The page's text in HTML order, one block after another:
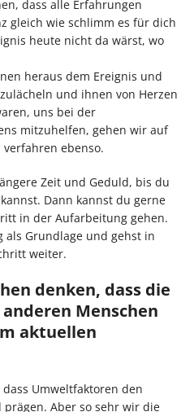
dass alle Erfahrungen
gleich wie schlimm es für dich
heute nicht da wärst, wo
heraus dem Ereignis und
und ihnen von Herzen
uns bei der
mitzuhelfen, gehen wir auf
ebenso.
Zeit und Geduld, bis du
Dann kannst du gerne
in der Aufarbeitung gehen.
als Grundlage und gehst in
weiter.
denken, dass die
Menschen
aktuellen
Umweltfaktoren den
Aber so sehr wir die